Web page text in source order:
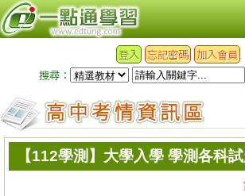
登入 忘記密碼 加入會員
搜尋：
【112學測】大學入學 學測各科